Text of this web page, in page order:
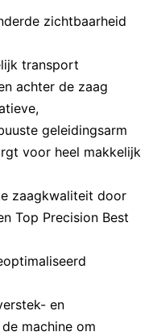
zichtbaarheid
transport
achter de zaag
geleidingsarm
voor heel makkelijk
zaagkwaliteit door
Top Precision Best
en
machine om